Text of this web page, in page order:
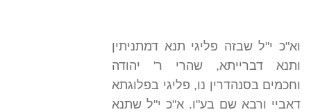
וא"כ י"ל שבזה פליגי תנא דמתניתין
ותנא דברייתא, שהרי ר' יהודה
וחכמים בסנהדרין נו, פליגי בפלוגתא
דאביי ורבא שם בע"ו. א"כ י"ל שתנא